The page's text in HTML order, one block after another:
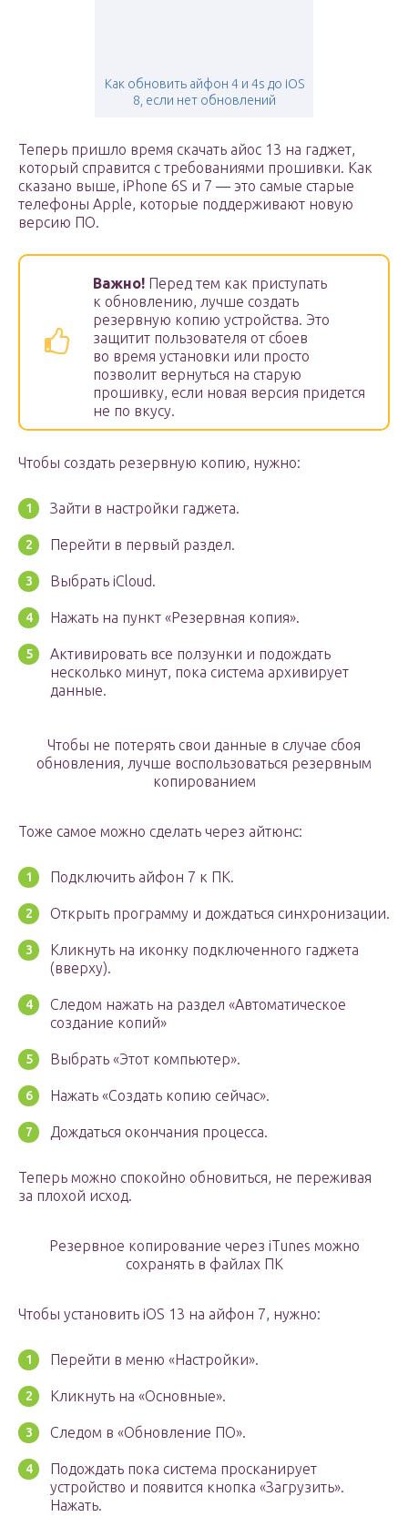
Как обновить айфон 4 и 4s до iOS
8, если нет обновлений
Теперь пришло время скачать айос 13 на гаджет,
который справится с требованиями прошивки. Как
сказано выше, iPhone 6S и 7 — это самые старые
телефоны Apple, которые поддерживают новую
версию ПО.
Важно! Перед тем как приступать
к обновлению, лучше создать
резервную копию устройства. Это
защитит пользователя от сбоев
во время установки или просто
позволит вернуться на старую
прошивку, если новая версия придется
не по вкусу.
Чтобы создать резервную копию, нужно:
Зайти в настройки гаджета.
Перейти в первый раздел.
Выбрать iCloud.
Нажать на пункт «Резервная копия».
Активировать все ползунки и подождать
несколько минут, пока система архивирует
данные.
Чтобы не потерять свои данные в случае сбоя
обновления, лучше воспользоваться резервным
копированием
Тоже самое можно сделать через айтюнс:
Подключить айфон 7 к ПК.
Открыть программу и дождаться синхронизации.
Кликнуть на иконку подключенного гаджета
(вверху).
Следом нажать на раздел «Автоматическое
создание копий»
Выбрать «Этот компьютер».
Нажать «Создать копию сейчас».
Дождаться окончания процесса.
Теперь можно спокойно обновиться, не переживая
за плохой исход.
Резервное копирование через iTunes можно
сохранять в файлах ПК
Чтобы установить iOS 13 на айфон 7, нужно:
Перейти в меню «Настройки».
Кликнуть на «Основные».
Следом в «Обновление ПО».
Подождать пока система просканирует
устройство и появится кнопка «Загрузить».
Нажать.